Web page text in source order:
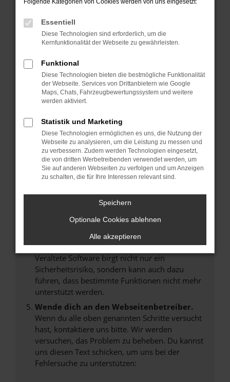
Fehler: Network Error
Beim Laden ist ein Fehler aufgetreten.
Hier sind ein paar Tipps, die dir helfen können:
Überprüfe deine Firewall und deine
Internetverbindung.
Laden andere Webseiten, zum Beispiel deine
Suchmaschine?
Manche Erweiterungen, wie Werbeblocker,
können das Laden bestimmter Seiten
verhindern. Funktioniert die Seite in einem
anderen Browser oder in einem privaten
Fenster?
Das kann manchmal helfen, vorübergehende
Probleme zu beheben.
Stelle sicher, dass dein Browser und dein
Betriebssystem auf dem neuesten Stand
sind.
Veraltete Software birgt nicht nur ein
Sicherheitsrisiko, sondern kann auch dazu
führen, dass bestimmte Funktionen nicht mehr
unterstützt werden.
Wende dich an den Webseitenbetreiber.
Wenn du alle oben genannten Schritte versucht
hast, kontaktiere uns bitte. Wir werden
versuchen, das Problem zu beheben. Du kannst
uns diesen Text schicken, um uns bei der
Fehlersuche zu unterstützen:
Folgende Kategorien von Cookies werden von uns eingesetzt:
Essentiell
Diese Technologien sind erforderlich, um die
Kernfunktionalität der Webseite zu gewährleisten.
Funktional
Diese Technologien bieten die bestmögliche Funktionalität
der Webseite. Services von Drittanbietern wie Google
Maps, Chats, Fahrzeugbewertungssystem und weitere
werden aktiviert.
Statistik und Marketing
Diese Technologien ermöglichen es uns, die Nutzung der
Webseite zu analysieren, um die Leistung zu messen und
zu verbessern. Zudem werden Technologien eingesetzt,
die von dritten Werbetreibenden verwendet werden, um
Sie auf anderen Webseiten zu verfolgen und um Anzeigen
zu schalten, die für Ihre Interessen relevant sind.
Speichern
Optionale Cookies ablehnen
Alle akzeptieren